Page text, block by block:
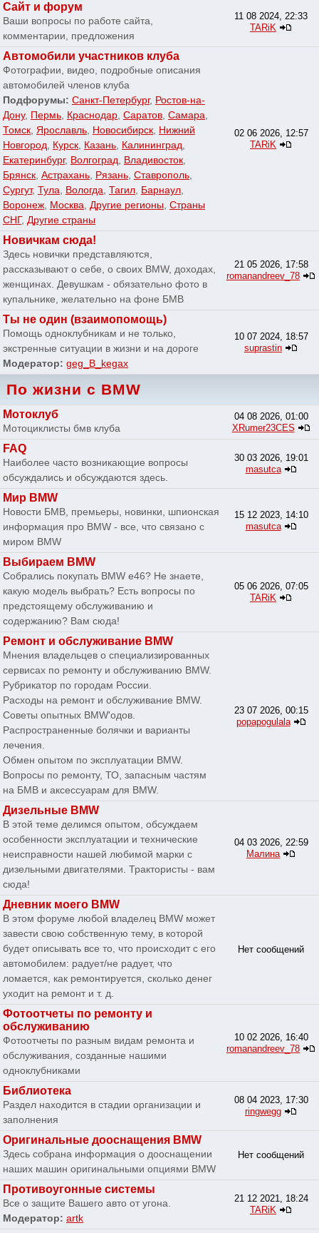
Сайт и форум
Ваши вопросы по работе сайта,
комментарии, предложения
11 08 2024, 22:33
TARiK
Автомобили участников клуба
Фотографии, видео, подробные описания
автомобилей членов клуба
Подфорумы: Санкт-Петербург, Ростов-на-
Дону, Пермь, Краснодар, Саратов, Самара,
Томск, Ярославль, Новосибирск, Нижний
Новгород, Курск, Казань, Калининград,
Екатеринбург, Волгоград, Владивосток,
Брянск, Астрахань, Рязань, Ставрополь,
Сургут, Тула, Вологда, Тагил, Барнаул,
Воронеж, Москва, Другие регионы, Страны
СНГ, Другие страны
02 06 2026, 12:57
TARiK
Новичкам сюда!
Здесь новички представляются,
рассказывают о себе, о своих BMW, доходах,
женщинах. Девушкам - обязательно фото в
купальнике, желательно на фоне БМВ
21 05 2026, 17:58
romanandreev_78
Ты не один (взаимопомощь)
Помощь одноклубникам и не только,
экстренные ситуации в жизни и на дороге
Модератор: geg_B_kegax
10 07 2024, 18:57
suprastin
По жизни с BMW
Мотоклуб
Мотоциклисты бмв клуба
04 08 2026, 01:00
XRumer23CES
FAQ
Наиболее часто возникающие вопросы
обсуждались и обсуждаются здесь.
30 03 2026, 19:01
masutca
Мир BMW
Новости БМВ, премьеры, новинки, шпионская
информация про BMW - все, что связано с
миром BMW
15 12 2023, 14:10
masutca
Выбираем BMW
Собрались покупать BMW e46? Не знаете,
какую модель выбрать? Есть вопросы по
предстоящему обслуживанию и
содержанию? Вам сюда!
05 06 2026, 07:05
TARiK
Ремонт и обслуживание BMW
Мнения владельцев о специализированных
сервисах по ремонту и обслуживанию BMW.
Рубрикатор по городам России.
Расходы на ремонт и обслуживание BMW.
Советы опытных BMW'одов.
Распространенные болячки и варианты
лечения.
Обмен опытом по эксплуатации BMW.
Вопросы по ремонту, ТО, запасным частям
на БМВ и аксессуарам для BMW.
23 07 2026, 00:15
popapogulala
Дизельные BMW
В этой теме делимся опытом, обсуждаем
особенности эксплуатации и технические
неисправности нашей любимой марки с
дизельными двигателями. Трактористы - вам
сюда!
04 03 2026, 22:59
Малина
Дневник моего BMW
В этом форуме любой владелец BMW может
завести свою собственную тему, в которой
будет описывать все то, что происходит с его
автомобилем: радует/не радует, что
ломается, как ремонтируется, сколько денег
уходит на ремонт и т. д.
Нет сообщений
Фотоотчеты по ремонту и
обслуживанию
Фотоотчеты по разным видам ремонта и
обслуживания, созданные нашими
одноклубниками
10 02 2026, 16:40
romanandreev_78
Библиотека
Раздел находится в стадии организации и
заполнения
08 04 2023, 17:30
ringwegg
Оригинальные дооснащения BMW
Здесь собрана информация о дооснащении
наших машин оригинальными опциями BMW
Нет сообщений
Противоугонные системы
Все о защите Вашего авто от угона.
Модератор: artk
21 12 2021, 18:24
TARiK